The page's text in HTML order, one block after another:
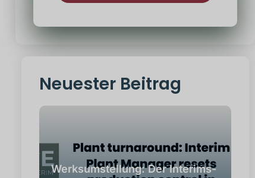
Neuester Beitrag
Werksumstellung: Der Interims-